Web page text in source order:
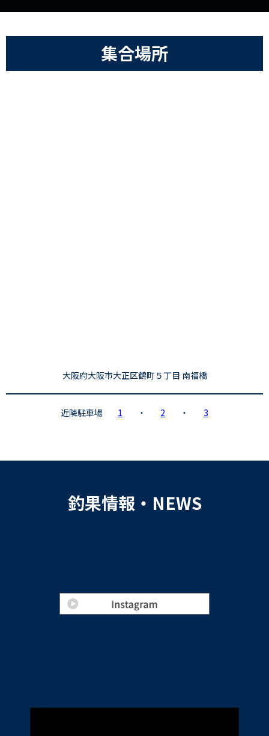
集合場所
大阪府大阪市大正区鶴町５丁目 南福橋
近隣駐車場 1 ・ 2 ・ 3
釣果情報・NEWS